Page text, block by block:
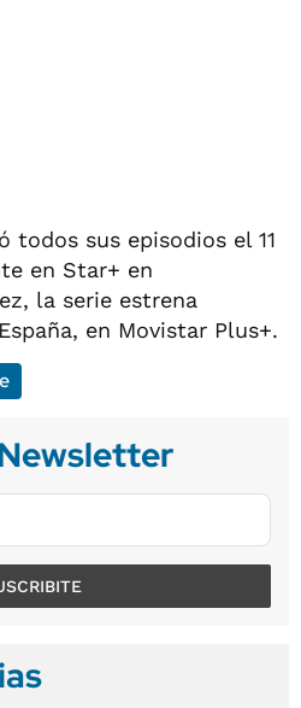
todos sus episodios el 11
en Star+ en
la serie estrena
en Movistar Plus+.